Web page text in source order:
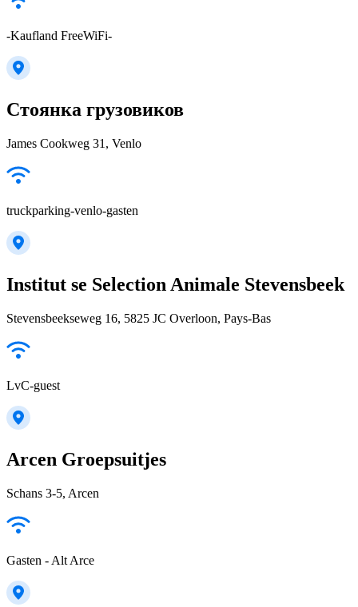
-Kaufland FreeWiFi-
Стоянка грузовиков
James Cookweg 31, Venlo
truckparking-venlo-gasten
Institut se Selection Animale Stevensbeek
Stevensbeekseweg 16, 5825 JC Overloon, Pays-Bas
LvC-guest
Arcen Groepsuitjes
Schans 3-5, Arcen
Gasten - Alt Arce